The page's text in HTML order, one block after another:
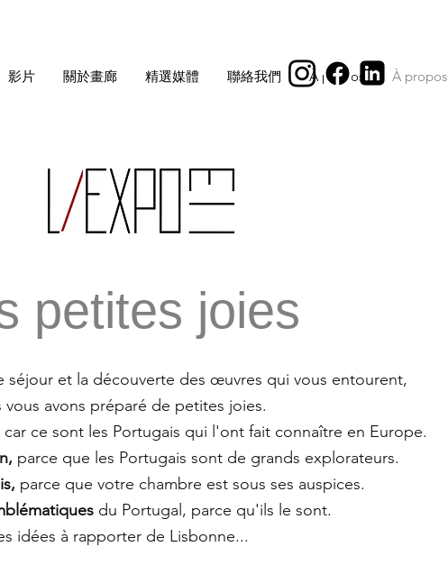
影片 關於畫廊 精選媒體 聯絡我們 À propos À propos
petites joies
séjour et la découverte des œuvres qui vous entourent,
vous avons préparé de petites joies.
car ce sont les Portugais qui l'ont fait connaître en Europe.
parce que les Portugais sont de grands explorateurs.
parce que votre chambre est sous ses auspices.
du Portugal, parce qu'ils le sont.
idées à rapporter de Lisbonne...